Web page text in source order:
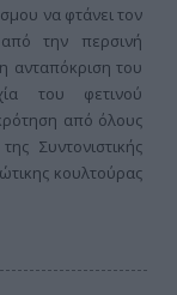
να φτάνει τον
την περσινή
ανταπόκριση του
του φετινού
από όλους
Συντονιστικής
κουλτούρας